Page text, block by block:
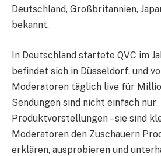
Deutschland, Großbritannien,
bekannt.
In Deutschland startete QVC im
befindet sich in Düsseldorf, und
Moderatoren täglich live für
Sendungen sind nicht einfach nur
Produktvorstellungen – sie sind
Moderatoren den Zuschauern
erklären, ausprobieren und